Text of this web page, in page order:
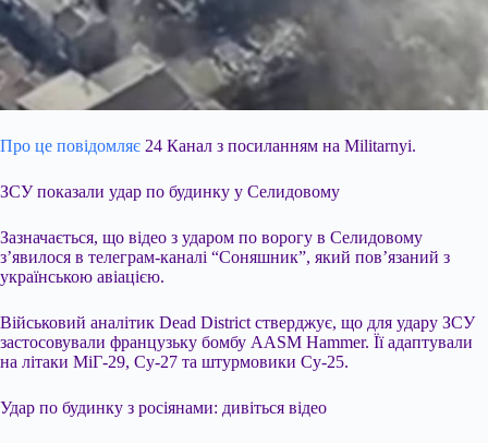
Про це повідомляє 24 Канал з посиланням на Militarnyi.
ЗСУ показали удар по будинку у Селидовому
Зазначається, що відео з ударом по ворогу в Селидовому
з’явилося в телеграм-каналі “Соняшник”, який пов’язаний з
українською авіацією.
Військовий аналітик Dead District стверджує, що для удару ЗСУ
застосовували французьку бомбу AASM Hammer. Її адаптували
на літаки МіГ-29, Су-27 та штурмовики Су-25.
Удар по будинку з росіянами: дивіться відео